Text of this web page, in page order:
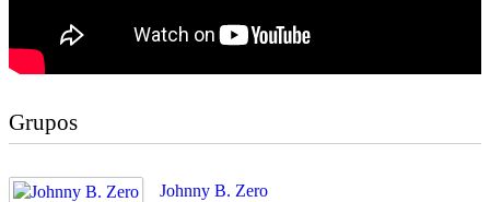
Grupos
Johnny B. Zero